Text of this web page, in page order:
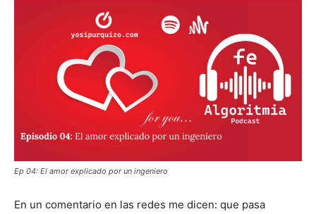
Ep 04: El amor explicado por un ingeniero
En un comentario en las redes me dicen: que pasa